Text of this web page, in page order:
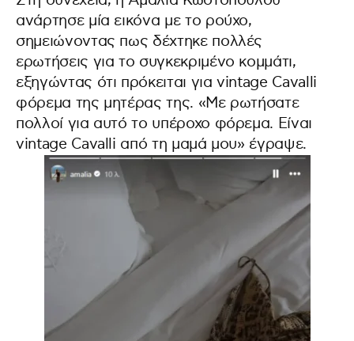
ανάρτησε μία εικόνα με το ρούχο,
σημειώνοντας πως δέχτηκε πολλές
ερωτήσεις για το συγκεκριμένο κομμάτι,
εξηγώντας ότι πρόκειται για vintage Cavalli
φόρεμα της μητέρας της. «Με ρωτήσατε
πολλοί για αυτό το υπέροχο φόρεμα. Είναι
vintage Cavalli από τη μαμά μου» έγραψε.